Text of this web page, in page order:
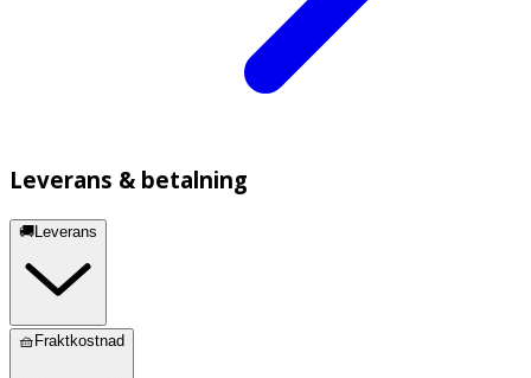
Leverans & betalning
🚚Leverans
🧺Fraktkostnad